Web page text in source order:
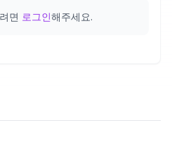
면 로그인해주세요.